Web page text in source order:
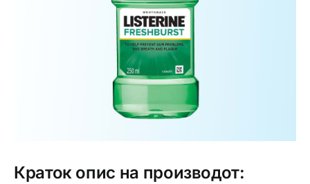
Медицински апрати
Краток опис на производот: